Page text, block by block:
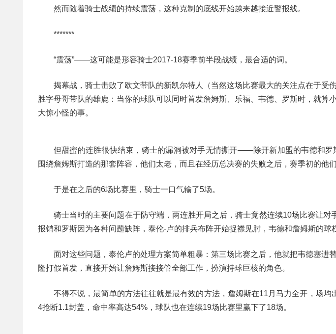
然而随着骑士战绩的持续震荡，这种克制的底线开始越来越接近警报线。
*******
“震荡”——这可能是形容骑士2017-18赛季前半段战绩，最合适的词。
揭幕战，骑士击败了欧文带队的新凯尔特人（当然这场比赛最大的关注点在于受
胜字母哥带队的雄鹿：当你的球队可以同时首发詹姆斯、乐福、韦德、罗斯时，就算
大惊小怪的事。
但甜蜜的连胜很快结束，骑士的漏洞被对手无情撕开——除开新加盟的韦德和罗
围绕詹姆斯打造的那套阵容，他们太老，而且在经历总决赛的失败之后，赛季初的他
于是在之后的6场比赛里，骑士一口气输了5场。
骑士当时的主要问题在于防守端，两连胜开局之后，骑士竟然连续10场比赛让对
报销和罗斯因为各种问题缺阵，泰伦-卢的排兵布阵开始捉襟见肘，韦德和詹姆斯的球
面对这些问题，泰伦卢的处理方案简单粗暴：第三场比赛之后，他就把韦德塞进
隆打假首发，直接开始让詹姆斯接接管全部工作，扮演持球巨核的角色。
不得不说，最简单的方法往往就是最有效的方法，詹姆斯在11月马力全开，场均
4抢断1.1封盖，命中率高达54%，球队也在连续19场比赛里赢下了18场。